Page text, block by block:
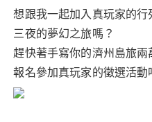
想跟我一起加入真玩家的
三夜的夢幻之旅嗎？
趕快著手寫你的濟州島旅
報名參加真玩家的徵選活動